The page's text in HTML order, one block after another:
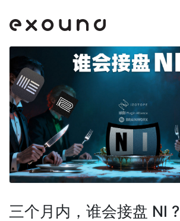
三个月内，谁会接盘 NI ?